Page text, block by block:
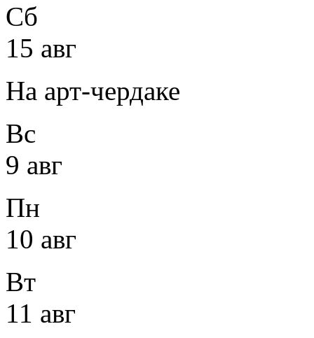
Сб
15 авг
На арт-чердаке
Вс
9 авг
Пн
10 авг
Вт
11 авг